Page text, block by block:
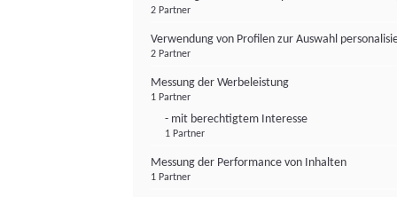
2 Partner
Verwendung von Profilen zur Auswahl
2 Partner
Messung der Werbeleistung
1 Partner
- mit berechtigtem Interesse
1 Partner
Messung der Performance von Inhalten
1 Partner